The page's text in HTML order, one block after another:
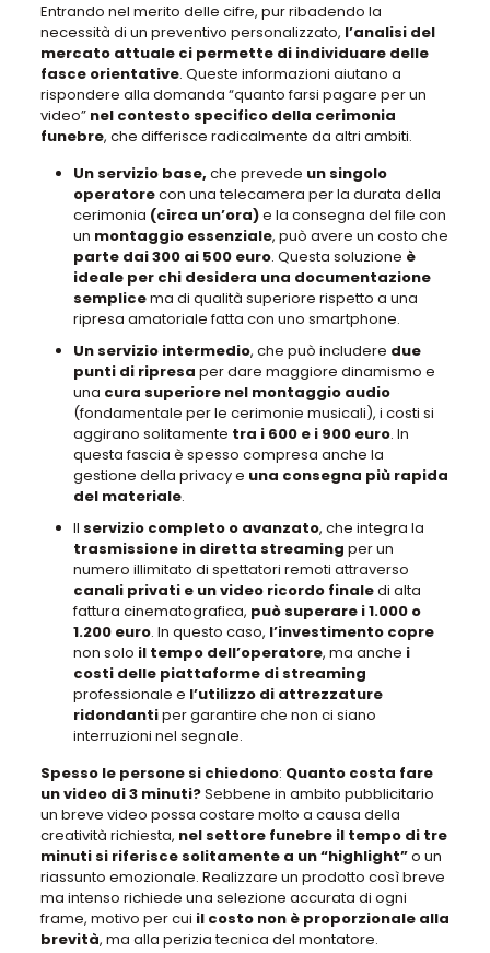
Entrando nel merito delle cifre, pur ribadendo la
necessità di un preventivo personalizzato, l’analisi del
mercato attuale ci permette di individuare delle
fasce orientative. Queste informazioni aiutano a
rispondere alla domanda “quanto farsi pagare per un
video” nel contesto specifico della cerimonia
funebre, che differisce radicalmente da altri ambiti.
Un servizio base, che prevede un singolo
operatorecon una telecamera per la durata della
cerimonia (circa un’ora)e la consegna del file con
un montaggio essenziale, può avere un costo che
parte dai 300 ai 500 euro. Questa soluzione è
ideale per chi desidera una documentazione
semplicema di qualità superiore rispetto a una
ripresa amatorialefatta con uno smartphone.
Un servizio intermedio, che può includere due
punti di ripresa per dare maggiore dinamismo e
una cura superiore nel montaggio audio
(fondamentale per le cerimonie musicali), i costi si
aggirano solitamente tra i 600 e i 900 euro. In
questa fascia è spesso compresa anche la
gestione della privacye una consegna più rapida
del materiale.
Il servizio completo o avanzato, che integra la
trasmissione in diretta streaming per un
numero illimitato di spettatori remoti attraverso
canali privati e un video ricordo finaledi alta
fattura cinematografica, può superare i 1.000 o
1.200 euro. In questo caso, l’investimento copre
non solo il tempo dell’operatore, ma anche i
costi delle piattaforme di streaming
professionale e l’utilizzo di attrezzature
ridondantiper garantire che non ci siano
interruzioni nel segnale.
Spesso le persone si chiedono: Quanto costa fare
un video di 3 minuti?Sebbene in ambito pubblicitario
un breve video possa costare molto a causa della
creatività richiesta, nel settore funebre il tempo di tre
minuti si riferisce solitamente a un “highlight”o un
riassunto emozionale. Realizzare un prodotto così breve
ma intenso richiede una selezione accurata di ogni
frame, motivo per cui il costo non è proporzionale alla
brevità, ma alla perizia tecnica del montatore.